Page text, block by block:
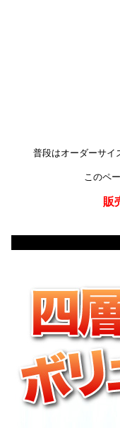
普段はオーダーサイ
このペ
販